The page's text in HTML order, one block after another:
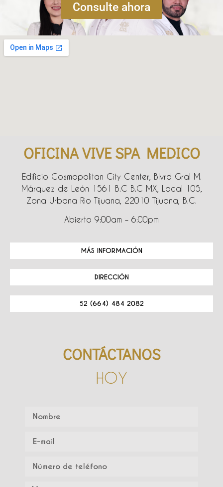
Consulte ahora
OFICINA VIVE SPA MEDICO
Edificio Cosmopolitan City Center, Blvrd Gral M.
Márquez de León 1561 B.C B.C MX, Local 105,
Zona Urbana Rio Tijuana, 22010 Tijuana, B.C.
Abierto 9:00am – 6:00pm
MÁS INFORMACIÓN
DIRECCIÓN
52 (664) 484 2082
CONTÁCTANOS
HOY